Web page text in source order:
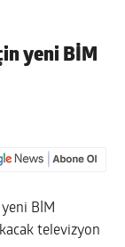
yeni BİM
BİM
televizyon